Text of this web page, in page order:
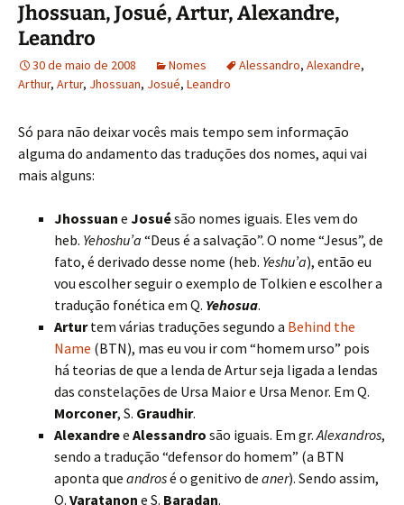
Jhossuan, Josué, Artur, Alexandre,
Leandro
30 de maio de 2008 Nomes Alessandro, Alexandre,
Arthur, Artur, Jhossuan, Josué, Leandro
Só para não deixar vocês mais tempo sem informação
alguma do andamento das traduções dos nomes, aqui vai
mais alguns:
Jhossuan e Josuésão nomes iguais. Eles vem do
heb. Yehoshu’a “Deus é a salvação”. O nome “Jesus”, de
fato, é derivado desse nome (heb. Yeshu’a), então eu
vou escolher seguir o exemplo de Tolkien e escolher a
tradução fonética em Q. Yehosua.
Arturtem várias traduções segundo a Behind the
Name (BTN), mas eu vou ir com “homem urso” pois
há teorias de que a lenda de Artur seja ligada a lendas
das constelações de Ursa Maior e Ursa Menor. Em Q.
Morconer, S. Graudhir.
Alexandree Alessandro são iguais. Em gr.Alexandros,
sendo a tradução “defensor do homem” (a BTN
aponta que androsé o genitivo de aner). Sendo assim,
Q. Varatanon e S. Baradan.